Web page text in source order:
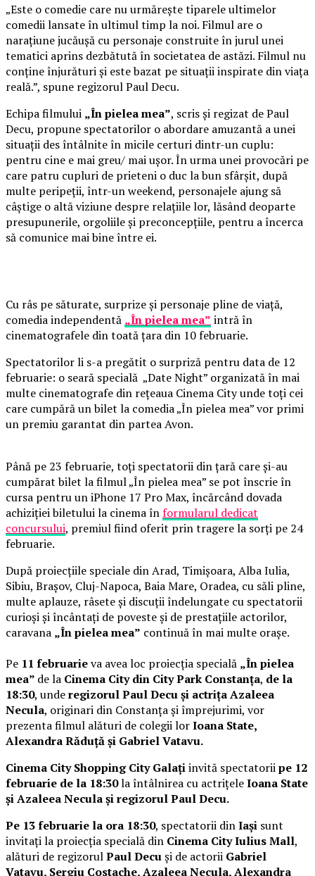
„Este o comedie care nu urmărește tiparele ultimelor
comedii lansate în ultimul timp la noi. Filmul are o
narațiune jucăușă cu personaje construite în jurul unei
tematici aprins dezbătută în societatea de astăzi. Filmul nu
conține înjurături și este bazat pe situații inspirate din viața
reală.”, spune regizorul Paul Decu.
Echipa filmului „În pielea mea”, scris și regizat de Paul
Decu, propune spectatorilor o abordare amuzantă a unei
situații des întâlnite în micile certuri dintr-un cuplu:
pentru cine e mai greu/ mai ușor. În urma unei provocări pe
care patru cupluri de prieteni o duc la bun sfârșit, după
multe peripeții, într-un weekend, personajele ajung să
câștige o altă viziune despre relațiile lor, lăsând deoparte
presupunerile, orgoliile și preconcepțiile, pentru a încerca
să comunice mai bine între ei.
Cu râs pe săturate, surprize și personaje pline de viață,
comedia independentă „În pielea mea” intră în
cinematografele din toată țara din 10 februarie.
Spectatorilor li s-a pregătit o surpriză pentru data de 12
februarie: o seară specială „Date Night” organizată în mai
multe cinematografe din rețeaua Cinema City unde toți cei
care cumpără un bilet la comedia „În pielea mea” vor primi
un premiu garantat din partea Avon.
Până pe 23 februarie, toți spectatorii din țară care și-au
cumpărat bilet la filmul „În pielea mea” se pot înscrie în
cursa pentru un iPhone 17 Pro Max, încărcând dovada
achiziției biletului la cinema înformularul dedicat
concursului, premiul fiind oferit prin tragere la sorți pe 24
februarie.
După proiecțiile speciale din Arad, Timișoara, Alba Iulia,
Sibiu, Brașov, Cluj-Napoca, Baia Mare, Oradea, cu săli pline,
multe aplauze, râsete și discuții îndelungate cu spectatorii
curioși și încântați de poveste și de prestațiile actorilor,
caravana „În pielea mea” continuă în mai multe orașe.
Pe 11 februarieva avea loc proiecția specială „În pielea
mea” de la Cinema City din City Park Constanța, de la
18:30, underegizorul Paul Decu și actrița Azaleea
Necula, originari din Constanța și împrejurimi, vor
prezenta filmul alături de colegii lorIoana State,
Alexandra Răduță și Gabriel Vatavu.
Cinema City Shopping City Galațiinvită spectatoriipe 12
februarie de la 18:30la întâlnirea cu actrițeleIoana State
și Azaleea Necula și regizorul Paul Decu.
Pe 13 februarie la ora 18:30, spectatorii dinIași sunt
invitați la proiecția specială din Cinema City Iulius Mall,
alături de regizorulPaul Decuși de actorii Gabriel
Vatavu, Sergiu Costache, Azaleea Necula, Alexandra